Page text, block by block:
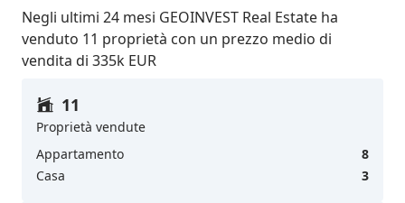
Negli ultimi 24 mesi GEOINVEST Real Estate ha
venduto 11 proprietà con un prezzo medio di
vendita di 335k EUR
11
Proprietà vendute
Appartamento
8
Casa
3